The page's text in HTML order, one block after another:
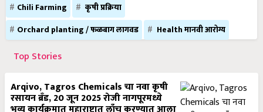
Chili Farming
कृषी प्रक्रिया
Orchard planting / फळबाग लागवड
Health मानवी आरोग्य
Top Stories
Arqivo, Tagros Chemicals चा नवा कृषी
रसायन ब्रँड, 20 जून 2025 रोजी नागपूरमध्ये